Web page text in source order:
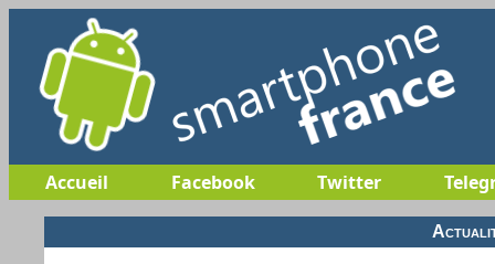
Accueil Facebook Twitter